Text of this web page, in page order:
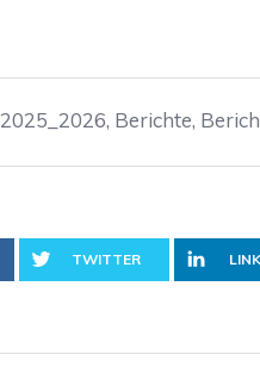
2025_2026, Berichte,
TWITTER